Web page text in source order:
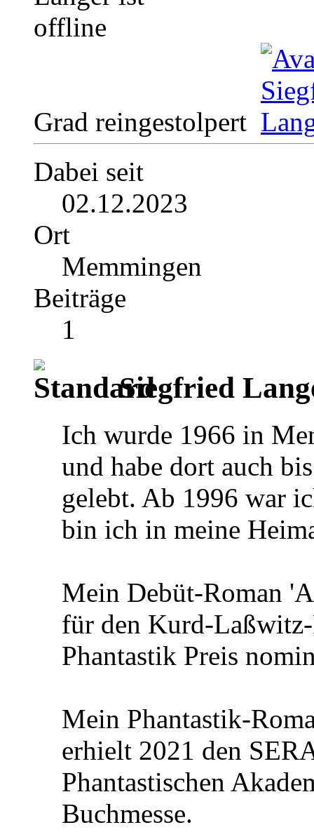
Grad reingestolpert
Dabei seit
02.12.2023
Ort
Memmingen
Beiträge
1
Siegfried
Ich wurde 1966 in
und habe dort auch
gelebt. Ab 1996 war
bin ich in meine
Mein Debüt-Roman
für den Kurd-
Phantastik Preis
Mein Phantastik-
erhielt 2021 den
Phantastischen
Buchmesse.